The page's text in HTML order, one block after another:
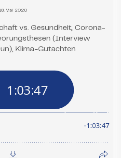
Mai 2020
vs. Gesundheit, Corona-
(Interview
Klima-Gutachten